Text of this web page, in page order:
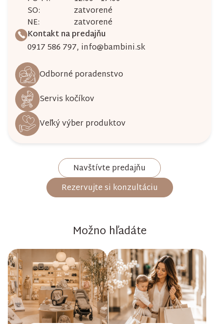
SO:
zatvorené
NE:
zatvorené
Kontakt na predajňu
0917 586 797, info@bambini.sk
Odborné poradenstvo
Servis kočíkov
Veľký výber produktov
Navštívte predajňu
Rezervujte si konzultáciu
Možno hľadáte